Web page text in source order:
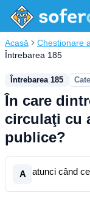
Acasă Chestionare
Întrebarea 185
Întrebarea 185
În care
circulaţi cu
publice?
A atunci când